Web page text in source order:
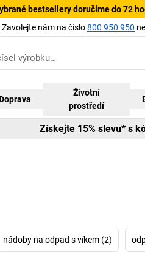
bestsellery doručíme do 72
nám na číslo800 950 950
Životní
prostředí
Získejte 15% slevu* s
nádoby na odpad s víkem (2)